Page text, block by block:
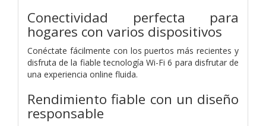
Conectividad perfecta para
hogares con varios dispositivos
Conéctate fácilmente con los puertos más recientes y
disfruta de la fiable tecnología Wi-Fi 6 para disfrutar de
una experiencia online fluida.
Rendimiento fiable con un diseño
responsable